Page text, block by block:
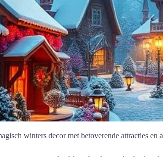
winters decor met betoverende attracties en